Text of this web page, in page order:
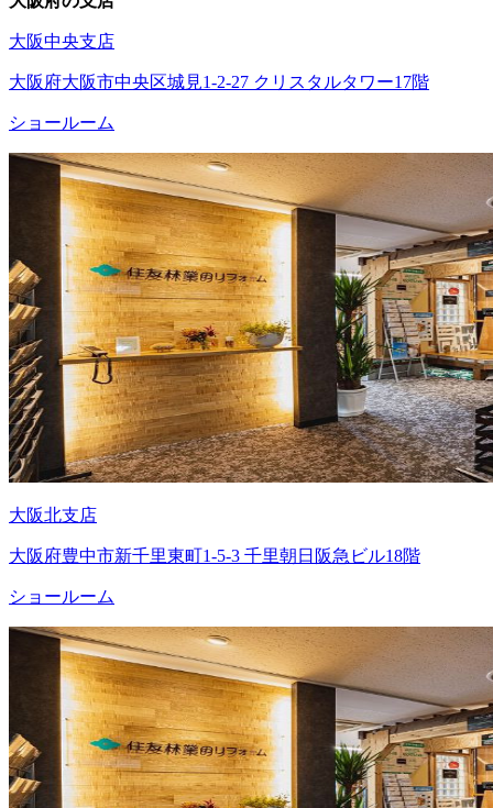
大阪中央支店
大阪府大阪市中央区城見1-2-27 クリスタルタワー17階
ショールーム
大阪北支店
大阪府豊中市新千里東町1-5-3 千里朝日阪急ビル18階
ショールーム